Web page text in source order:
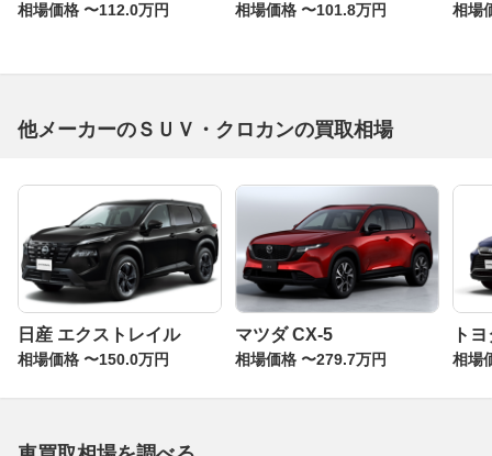
相場価格 〜112.0万円 相場価格 〜101.8万円 相場
他メーカーのＳＵＶ・クロカンの買取相場
日産 エクストレイル
相場価格 〜150.0万円
マツダ CX-5
相場価格 〜279.7万円
ト
相場